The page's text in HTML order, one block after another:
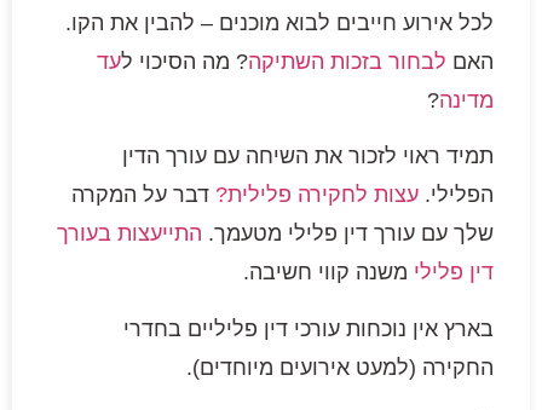
לכל אירוע חייבים לבוא מוכנים – להבין את הקו.
האם לבחור בזכות השתיקה? מה הסיכוי לעד
מדינה?
תמיד ראוי לזכור את השיחה עם עורך הדין
הפלילי. עצות לחקירה פלילית? דבר על המקרה
שלך עם עורך דין פלילי מטעמך. התייעצות בעורך
דין פלילי משנה קווי חשיבה.
בארץ אין נוכחות עורכי דין פליליים בחדרי
החקירה (למעט אירועים מיוחדים).